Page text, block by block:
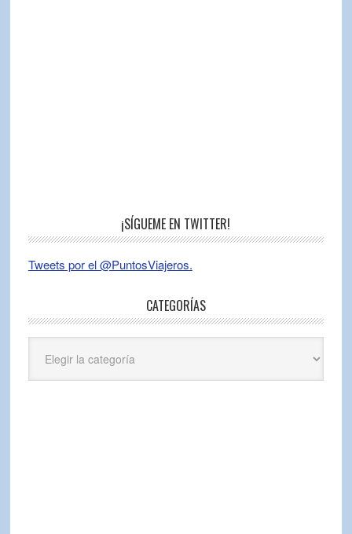
¡SÍGUEME EN TWITTER!
Tweets por el @PuntosViajeros.
CATEGORÍAS